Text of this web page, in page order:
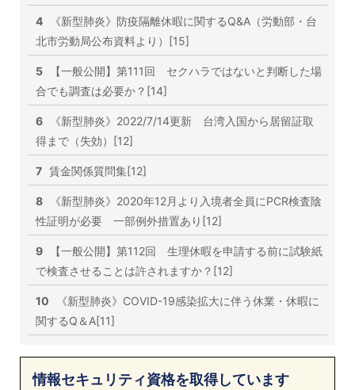
4
《新型肺炎》防疫隔離休暇に関するQ&A（労動部・台
北市労動局公布資料より）[15]
5
【一般公開】第111回 セクハラではないと判断した場
合でも調査は必要か？[14]
6
《新型肺炎》2022/7/14更新 台湾入国から居留証取
得まで（失効）[12]
7 賃金関係質問集[12]
8
《新型肺炎》2020年12月より入境者全員にPCR検査陰
性証明が必要 一部例外措置あり[12]
9
【一般公開】第112回 生理休暇を申請する前に試験紙
で検査させることは許されますか？[12]
10
《新型肺炎》COVID-19感染拡大に伴う休業・休暇に
関するQ＆A[11]
情報セキュリティ資格を取得しています